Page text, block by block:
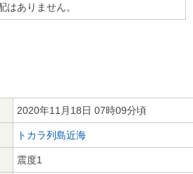
はありません。
2020年11月18日 07時09分頃
トカラ列島近海
震度1